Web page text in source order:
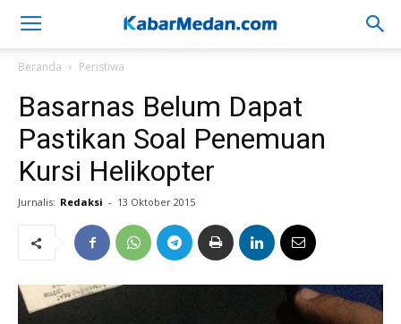
Beranda Peristiwa
Basarnas Belum Dapat
Pastikan Soal Penemuan
Kursi Helikopter
Jurnalis: Redaksi - 13 Oktober 2015